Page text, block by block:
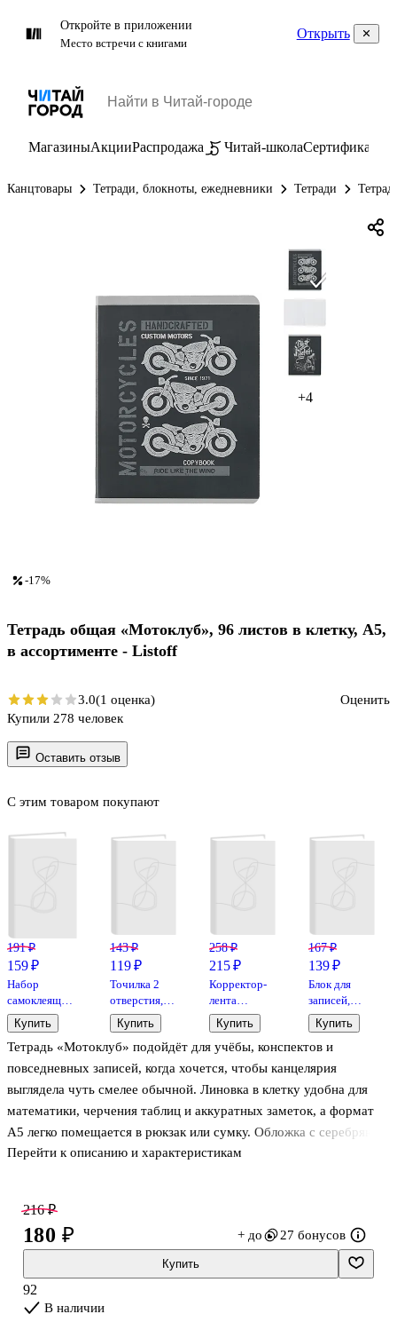
Откройте в приложении
Место встречи с книгами
Открыть
МагазиныАкцииРаспродажа Читай-школаСертификаты
Канцтовары Тетради, блокноты, ежедневники Тетради
+4
Оставить отзыв
Тетрадь «Мотоклуб» подойдёт для учёбы, конспектов и
повседневных записей, когда хочется, чтобы канцелярия
выглядела чуть смелее обычной. Линовка в клетку удобна для
математики, черчения таблиц и аккуратных заметок, а формат
А5 легко помещается в рюкзак или сумку. Обложка с серебряной
фольгой добавляет эффектный блеск и делает тетрадь заметной
продаётся в ассортименте, выбор конкретного дизайна
недоступен.
Перейти к описанию и характеристикам
С этим товаром покупают
191 ₽
159 ₽
Набор
самоклеящихся
закладок
GoodMark
Купить
143 ₽
119 ₽
Точилка 2
отверстия,
металл, с
контейнером
Купить
258 ₽
215 ₽
Корректор-
лента
«Radiance»,
Berlingo, 5
мм х 6 м
Купить
167 ₽
139 ₽
Блок для
записей,
90х90 мм, 50
листов,
белый, Проф-
Пресс
Купить
-17%
Тетрадь общая «Мотоклуб», 96 листов в клетку, А5,
в ассортименте - Listoff
3.0(1 оценка)
Оценить
Купили 278 человек
216 ₽
180 ₽ + до 27 бонусов
Купить
92
В наличии